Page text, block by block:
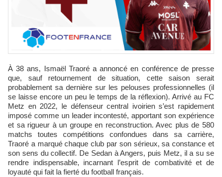
À 38 ans, Ismaël Traoré a annoncé en conférence de presse
que, sauf retournement de situation, cette saison serait
probablement sa dernière sur les pelouses professionnelles (il
se laisse encore un peu le temps de la réflexion). Arrivé au FC
Metz en 2022, le défenseur central ivoirien s’est rapidement
imposé comme un leader incontesté, apportant son expérience
et sa rigueur à un groupe en reconstruction. Avec plus de 580
matchs toutes compétitions confondues dans sa carrière,
Traoré a marqué chaque club par son sérieux, sa constance et
son sens du collectif. De Sedan à Angers, puis Metz, il a su se
rendre indispensable, incarnant l’esprit de combativité et de
loyauté qui fait la fierté du football français.